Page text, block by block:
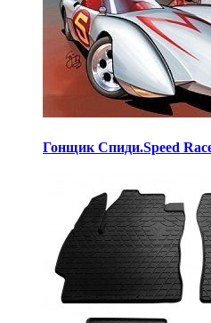
Гонщик Спиди.Speed